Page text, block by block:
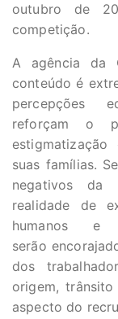
outubro de
competição.
A agência da
conteúdo é
percepções
reforçam o
suas famílias.
negativos da
realidade de
humanos e
serão
dos
origem,
aspecto do